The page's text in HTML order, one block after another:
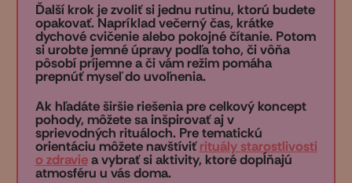
Ďalší krok je zvoliť si jednu rutinu, ktorú budete
opakovať. Napríklad večerný čas, krátke
dychové cvičenie alebo pokojné čítanie. Potom
si urobte jemné úpravy podľa toho, či vôňa
pôsobí príjemne a či vám režim pomáha
prepnúť myseľ do uvoľnenia.
Ak hľadáte širšie riešenia pre celkový koncept
pohody, môžete sa inšpirovať aj v
sprievodných rituáloch. Pre tematickú
orientáciu môžete navštíviťrituály starostlivosti
o zdraviea vybrať si aktivity, ktoré dopĺňajú
atmosféru u vás doma.